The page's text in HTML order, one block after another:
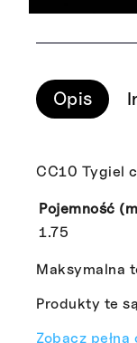
Opis
CC10 Tygiel
Pojemność
1.75
Maksymalna
Produkty te
Zobacz